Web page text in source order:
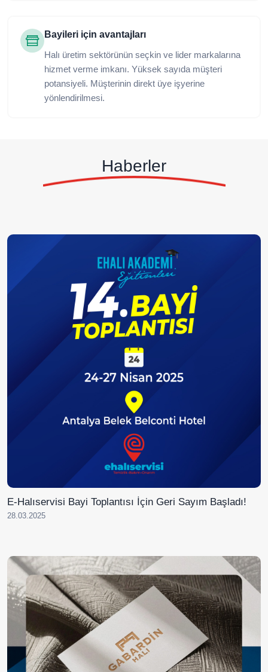
Bayileri için avantajları
Halı üretim sektörünün seçkin ve lider markalarına
hizmet verme imkanı. Yüksek sayıda müşteri
potansiyeli. Müşterinin direkt üye işyerine
yönlendirilmesi.
Haberler
E-Halıservisi Bayi Toplantısı İçin Geri Sayım Başladı!
28.03.2025